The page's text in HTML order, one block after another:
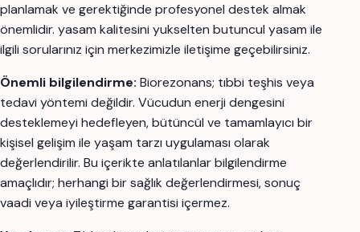
planlamak ve gerektiğinde profesyonel destek almak
önemlidir. yasam kalitesini yukselten butuncul yasam ile
ilgili sorularınız için merkezimizle iletişime geçebilirsiniz.
Önemli bilgilendirme: Biorezonans; tıbbi teşhis veya
tedavi yöntemi değildir. Vücudun enerji dengesini
desteklemeyi hedefleyen, bütüncül ve tamamlayıcı bir
kişisel gelişim ile yaşam tarzı uygulaması olarak
değerlendirilir. Bu içerikte anlatılanlar bilgilendirme
amaçlıdır; herhangi bir sağlık değerlendirmesi, sonuç
vaadi veya iyileştirme garantisi içermez.